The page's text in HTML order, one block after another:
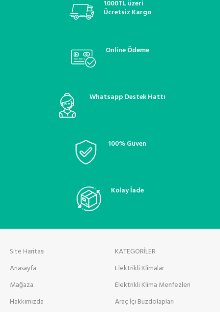
1000TL üzeri
Ücretsiz Kargo
Online Ödeme
Whatsapp Destek Hattı
100% Güven
Kolay İade
Site Haritası
Anasayfa
Mağaza
Hakkımızda
KATEGORİLER
Elektrikli Klimalar
Elektrikli Klima Menfezleri
Araç İçi Buzdolapları